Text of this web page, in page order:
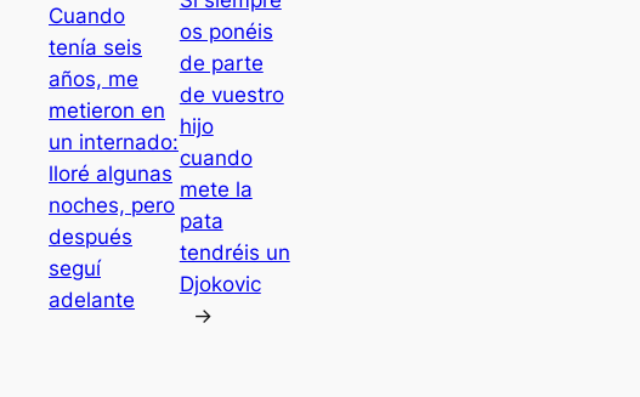
Cuando
tenía seis
años, me
metieron en
un internado:
lloré algunas
noches, pero
después
seguí
adelante
os ponéis
de parte
de vuestro
hijo
cuando
mete la
pata
tendréis un
Djokovic
→